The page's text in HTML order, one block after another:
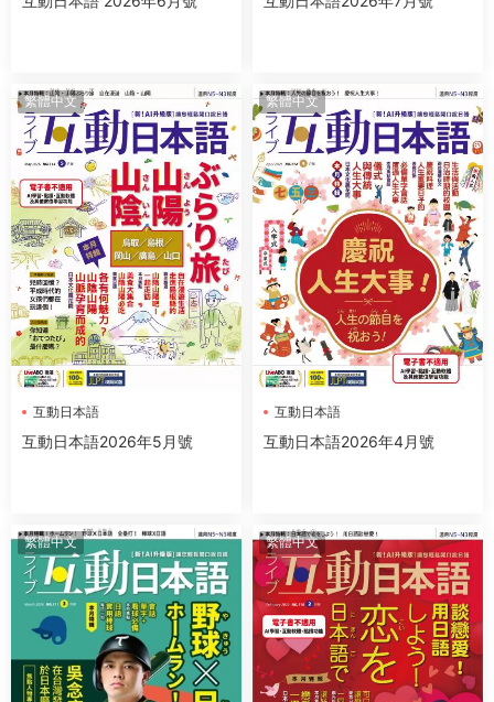
繁體中文
互動日本語
互動日本語2026年5月號
繁體中文
互動日本語
互動日本語2026年4月號
繁體中文 繁體中文